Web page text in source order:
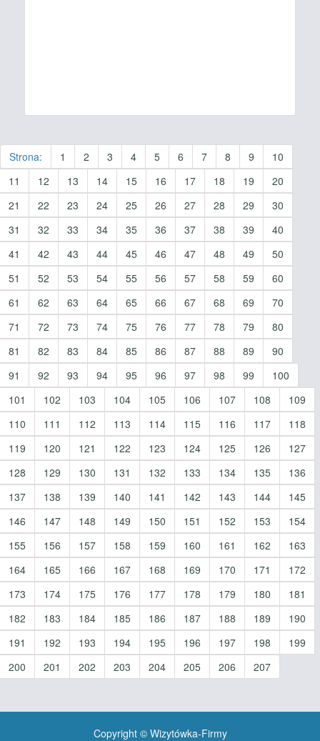
Strona: 1 2 3 4 5 6 7 8 9
10
11
12 13 14 15 16 17 18 19
20
21
22 23 24 25 26 27 28 29
30
31
32 33 34 35 36 37 38 39
40
41
42 43 44 45 46 47 48 49
50
51
52 53 54 55 56 57 58 59
60
61
62 63 64 65 66 67 68 69
70
71
72 73 74 75 76 77 78 79
80
81
82 83 84 85 86 87 88 89
90
91
92 93 94 95 96 97 98 99
100
101
102 103 104 105 106 107 108
109
110
111 112 113 114 115 116 117
118
119
120 121 122 123 124 125 126
127
128
129 130 131 132 133 134 135
136
137
138 139 140 141 142 143 144
145
146
147 148 149 150 151 152 153
154
155
156 157 158 159 160 161 162
163
164
165 166 167 168 169 170 171
172
173
174 175 176 177 178 179 180
181
182
183 184 185 186 187 188 189
190
191
192 193 194 195 196 197 198
199
200
201 202 203 204 205 206 207
Copyright © Wizytówka-Firmy